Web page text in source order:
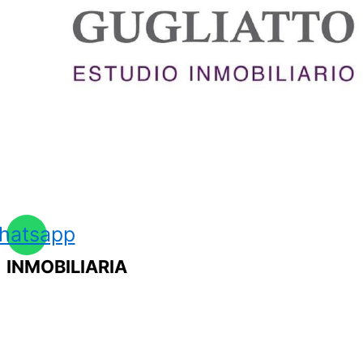
INMOBILIARIA